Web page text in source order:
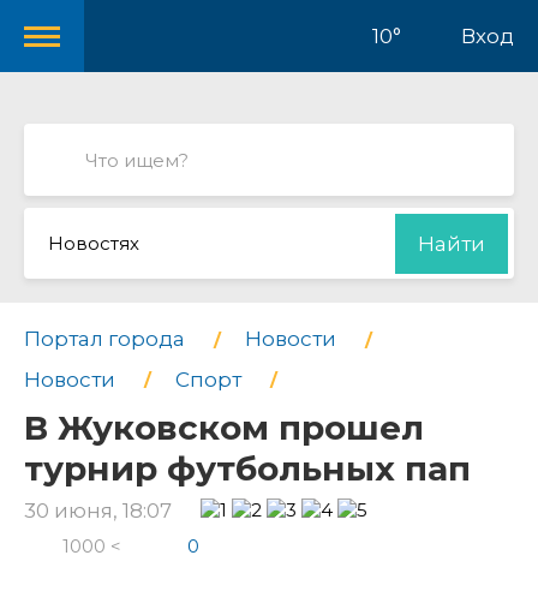
10° Вход
Новостях Найти
Портал города
Новости
Новости
Спорт
В Жуковском прошел
турнир футбольных пап
30 июня, 18:07
1000 < 0